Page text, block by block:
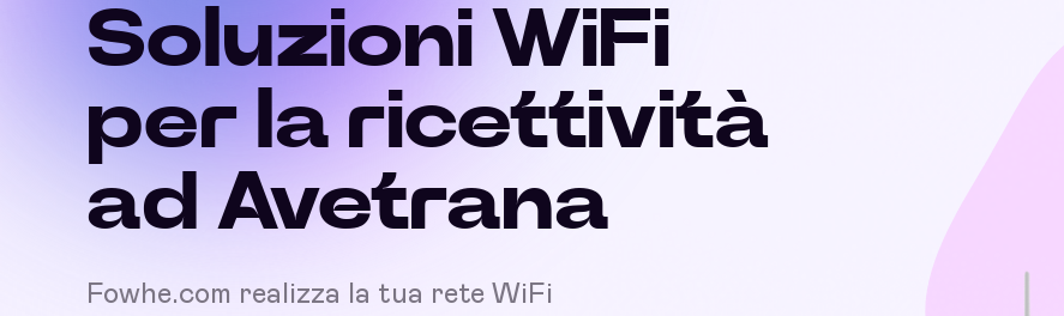
Soluzioni WiFi
per la ricettività
ad Avetrana
Fowhe.com realizza la tua rete WiFi